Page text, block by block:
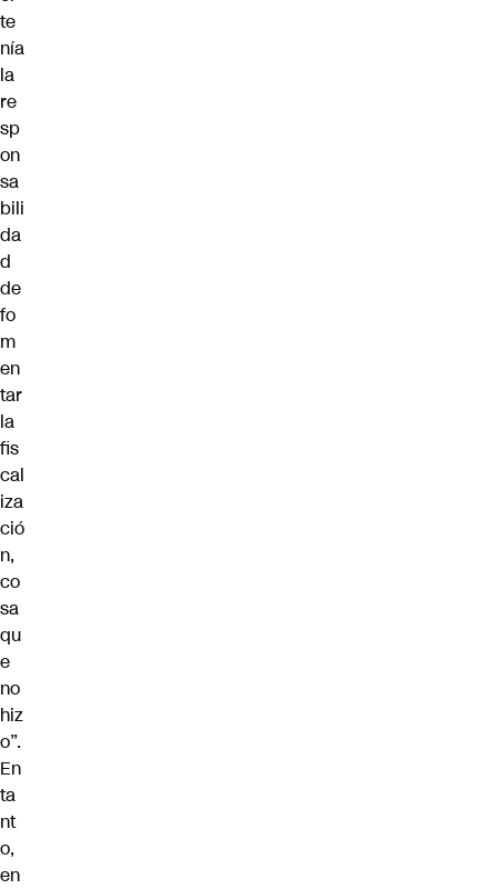
te
nía
la
re
sp
on
sa
bili
da
d
de
fo
m
en
tar
la
fis
cal
iza
ció
n,
co
sa
qu
e
no
hiz
o”.
En
ta
nt
o,
en